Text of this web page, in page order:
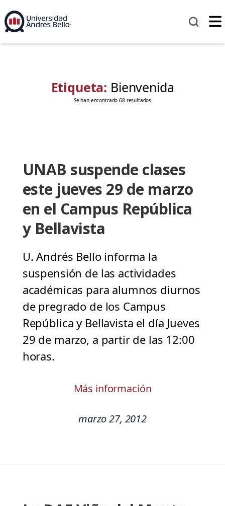
Etiqueta: Bienvenida
Se han encontrado 68 resultados
UNAB suspende clases
este jueves 29 de marzo
en el Campus República
y Bellavista
U. Andrés Bello informa la
suspensión de las actividades
académicas para alumnos diurnos
de pregrado de los Campus
República y Bellavista el día Jueves
29 de marzo, a partir de las 12:00
horas.
Más información
marzo 27, 2012